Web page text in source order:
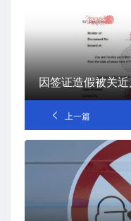
因签证造假被关
上一篇